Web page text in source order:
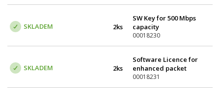
SKLADEM 2ks
SW Key for 500 Mbps
capacity
00018230
SKLADEM 2ks
Software Licence for
enhanced packet
compression (capacity
up to 1 Gbps)
00018231